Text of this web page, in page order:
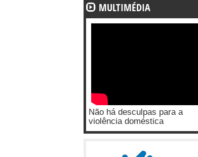
MULTIMÉDIA
Não há desculpas para a
violência doméstica